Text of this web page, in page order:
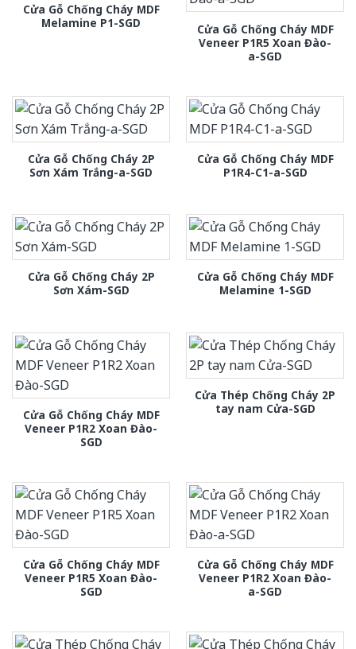
Cửa Gỗ Chống Cháy MDF
Melamine P1-SGD
Cửa Gỗ Chống Cháy MDF
Veneer P1R5 Xoan Đào-
a-SGD
Cửa Gỗ Chống Cháy 2P
Sơn Xám Trắng-a-SGD
Cửa Gỗ Chống Cháy MDF
P1R4-C1-a-SGD
Cửa Gỗ Chống Cháy 2P
Sơn Xám-SGD
Cửa Gỗ Chống Cháy MDF
Melamine 1-SGD
Cửa Gỗ Chống Cháy MDF
Veneer P1R2 Xoan Đào-
SGD
Cửa Thép Chống Cháy 2P
tay nam Cửa-SGD
Cửa Gỗ Chống Cháy MDF
Veneer P1R5 Xoan Đào-
SGD
Cửa Gỗ Chống Cháy MDF
Veneer P1R2 Xoan Đào-
a-SGD